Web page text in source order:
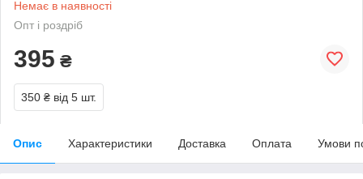
Немає в наявності
Опт і роздріб
395 ₴
350 ₴ від 5 шт.
Опис Характеристики Доставка Оплата Умови